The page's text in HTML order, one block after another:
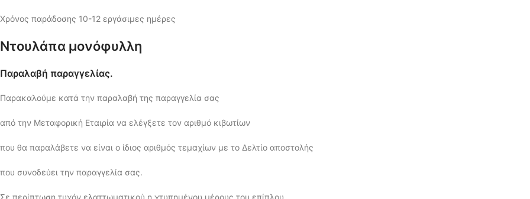
Χρόνος παράδοσης 10-12 εργάσιμες ημέρες
Ντουλάπα μονόφυλλη
Παραλαβή παραγγελίας.
Παρακαλούμε κατά την παραλαβή της παραγγελία σας
από την Μεταφορική Εταιρία να ελέγξετε τον αριθμό κιβωτίων
που θα παραλάβετε να είναι ο ίδιος αριθμός τεμαχίων με το Δελτίο αποστολής
που συνοδεύει την παραγγελία σας.
Σε περίπτωση τυχόν ελαττωματικού η χτυπημένου μέρους του επίπλου,